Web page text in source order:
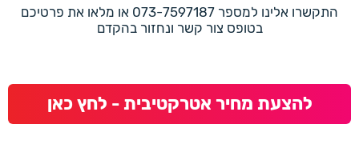
התקשרו אלינו למספר 073-7597187 או מלאו את פרטיכם
בטופס צור קשר ונחזור בהקדם
להצעת מחיר אטרקטיבית - לחץ כאן